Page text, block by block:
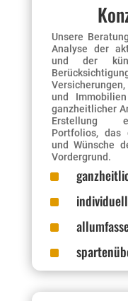
Unsere
Analyse der
und der
und
ganzheitlicher
Erstellung
Portfolios, das
und Wünsche
Vordergrund.
^
^ individuell
^
^